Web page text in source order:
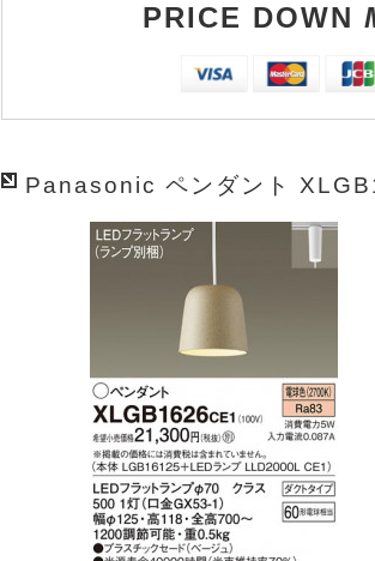
PRICE DOWN
Panasonic ペンダント